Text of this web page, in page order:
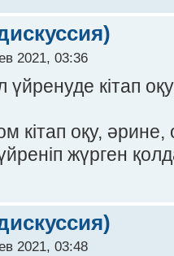
2021, 03:36
үйренуде кітап
кітап оқу,
үйреніп жүрген
2021, 03:48